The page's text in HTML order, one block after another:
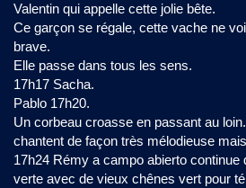
Valentin qui appelle cette jolie bête.
Ce garçon se régale, cette vache ne
brave.
Elle passe dans tous les sens.
17h17 Sacha.
Pablo 17h20.
Un corbeau croasse en passant au
chantent de façon très mélodieuse
17h24 Rémy a campo abierto continue
verte avec de vieux chênes vert pour